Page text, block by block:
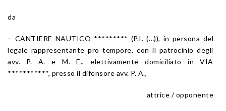
da
– CANTIERE NAUTICO ********* (P.I. (…)), in persona del
legale rappresentante pro tempore, con il patrocinio degli
avv. P. A. e M. E., elettivamente domiciliato in VIA
***********, presso il difensore avv. P. A.,
attrice / opponente